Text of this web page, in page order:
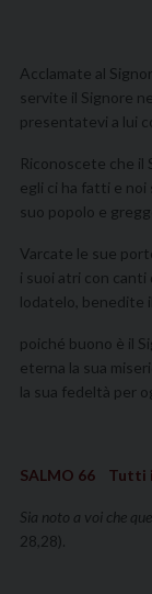
Acclamate al
servite il Signore
presentatevi a lui
Riconoscete che il
egli ci ha fatti e noi
suo popolo e
Varcate le sue
i suoi atri con canti
lodatelo, benedite
poiché buono è il
eterna la sua
la sua fedeltà per
SALMO 66 Tutti
Sia noto a voi che
28,28).